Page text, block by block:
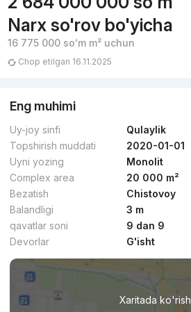
Narx so'rov bo'yicha
16 775 000 soʻmm² uchun
Chop etilgan 16.11.2025
Eng muhimi
Uy-joy sinfi
Qulaylik
Topshirish muddati
2020-01-01
Uyni yozing
Monolit
Complex area
20 000 m²
Bezatish
Chistovoy
Balandligi
3 m
qavatlar soni
9 dan 9
Devorlar
G'isht
Xaritada ko'rish